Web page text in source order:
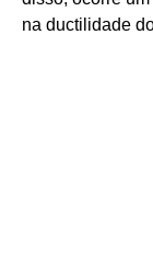
na ductilidade